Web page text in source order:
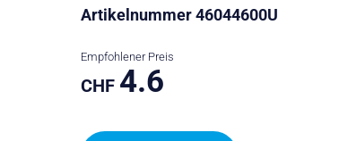
Artikelnummer 46044600U
Empfohlener Preis
CHF 4.6